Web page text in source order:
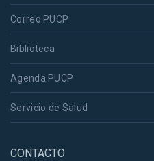
Correo PUCP
Biblioteca
Agenda PUCP
Servicio de Salud
CONTACTO